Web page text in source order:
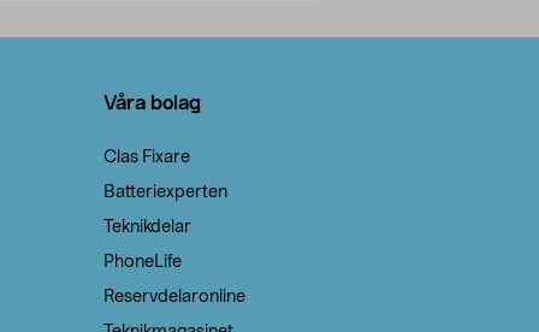
Våra bolag
Clas Fixare
Batteriexperten
Teknikdelar
PhoneLife
Reservdelaronline